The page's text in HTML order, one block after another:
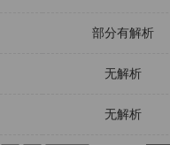
部分有解析
无解析
无解析